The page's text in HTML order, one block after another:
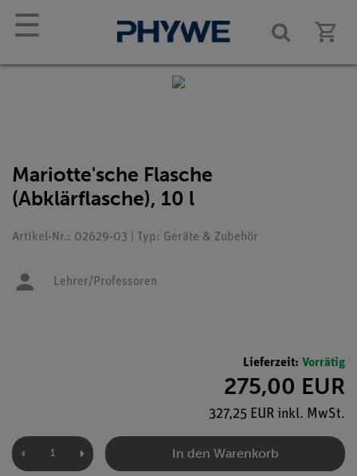
☰
Mariotte'sche Flasche
(Abklärflasche), 10 l
Artikel-Nr.: 02629-03 | Typ: Geräte & Zubehör
Lehrer/Professoren
Lieferzeit: Vorrätig
275,00 EUR
327,25 EUR inkl. MwSt.
In den Warenkorb